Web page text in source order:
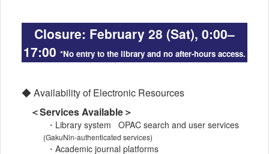
Closure: February 28 (Sat), 0:00–
17:00 *No entry to the library and no after-hours access.
◆ Availability of Electronic Resources
＜Services Available＞
・Library system OPAC search and user services
(GakuNin-authenticated services)
・Academic journal platforms